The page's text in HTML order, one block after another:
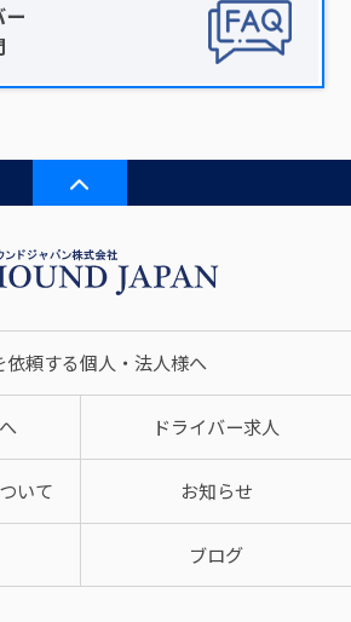
依頼する個人・法人様へ
ドライバー求人
いて お知らせ
ブログ